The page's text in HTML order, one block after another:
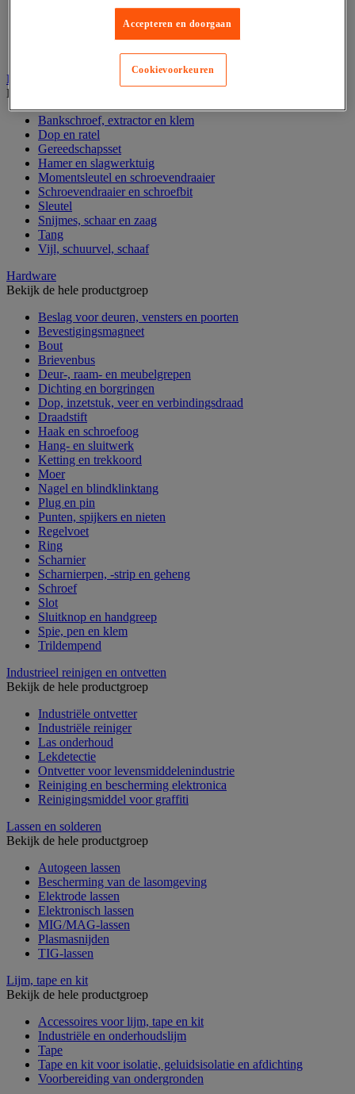
Assortimentsdoos en gereedschapkoffer
Gereedschapskist en opbergtas
Gereedschapskoffer en versterkte kist
Verrijdbare werktafel
Handgereedschap
Bekijk de hele productgroep
Bankschroef, extractor en klem
Dop en ratel
Gereedschapsset
Hamer en slagwerktuig
Momentsleutel en schroevendraaier
Schroevendraaier en schroefbit
Sleutel
Snijmes, schaar en zaag
Tang
Vijl, schuurvel, schaaf
Hardware
Bekijk de hele productgroep
Beslag voor deuren, vensters en poorten
Bevestigingsmagneet
Bout
Brievenbus
Deur-, raam- en meubelgrepen
Dichting en borgringen
Dop, inzetstuk, veer en verbindingsdraad
Draadstift
Haak en schroefoog
Hang- en sluitwerk
Ketting en trekkoord
Moer
Nagel en blindklinktang
Plug en pin
Punten, spijkers en nieten
Regelvoet
Ring
Scharnier
Scharnierpen, -strip en geheng
Schroef
Slot
Sluitknop en handgreep
Spie, pen en klem
Trildempend
Industrieel reinigen en ontvetten
Bekijk de hele productgroep
Industriële ontvetter
Industriële reiniger
Las onderhoud
Lekdetectie
Ontvetter voor levensmiddelenindustrie
Reiniging en bescherming elektronica
Reinigingsmiddel voor graffiti
Lassen en solderen
Bekijk de hele productgroep
Autogeen lassen
Bescherming van de lasomgeving
Elektrode lassen
Elektronisch lassen
MIG/MAG-lassen
Plasmasnijden
TIG-lassen
Lijm, tape en kit
Bekijk de hele productgroep
Accessoires voor lijm, tape en kit
Industriële en onderhoudslijm
Tape
Tape en kit voor isolatie, geluidsisolatie en afdichting
Voorbereiding van ondergronden
Accepteren en doorgaan
Cookievoorkeuren